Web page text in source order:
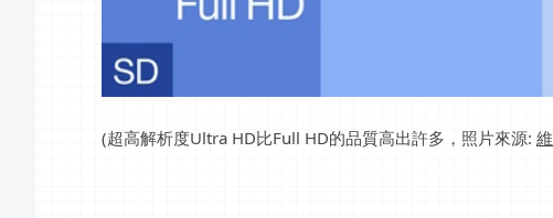
(超高解析度Ultra HD比Full HD的品質高出許多，照片來源: